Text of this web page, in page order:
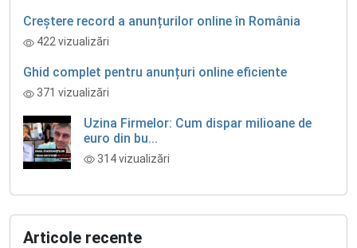
Creștere record a anunțurilor online în România
422 vizualizări
Ghid complet pentru anunțuri online eficiente
371 vizualizări
Uzina Firmelor: Cum dispar milioane de
euro din bu...
314 vizualizări
Articole recente